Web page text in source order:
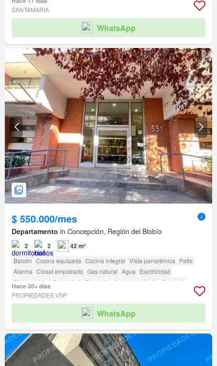
SANTAMARIA
WhatsApp
$ 550.000/mes
Departamento in Concepción, Región del Biobío
2 2 42 m²
Balcón Cocina equipada Cocina integral Vista panorámica Patio
Alarma Closet empotrado Gas natural Agua Electricidad
Sin amueblar
Seguridad Gimnasio Ascensor Jardín
Conserje
Parilla Acceso para personas con discapacidad
Hace 30+ días
PROPIEDADES VSP
WhatsApp